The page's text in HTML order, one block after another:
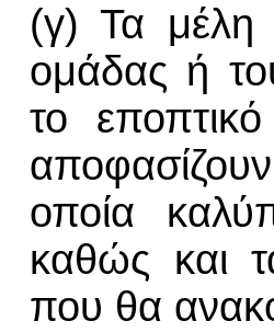
(γ) Τα μέλη
ομάδας ή
το
οποία
καθώς και
που θα